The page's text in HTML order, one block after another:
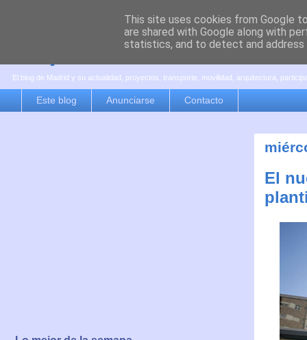
es por madrid
El blog de Madrid y su actualidad, proyectos, transporte, movilidad, arquitectura,
Este blog Anunciarse Contacto
El
This site uses cookies from Google
are shared with Google along with
statistics, and to detect and address